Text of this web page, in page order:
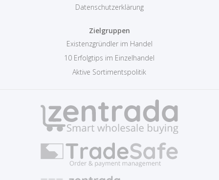
Datenschutzerklärung
Zielgruppen
Existenzgründler im Handel
10 Erfolgtips im Einzelhandel
Aktive Sortimentspolitik